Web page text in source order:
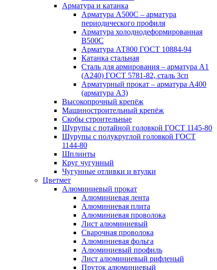
Арматура и катанка
Арматура А500С – арматура
периодического профиля
Арматура холоднодеформированная
В500С
Арматура АТ800 ГОСТ 10884-94
Катанка стальная
Сталь для армирования – арматура А1
(А240) ГОСТ 5781-82, сталь 3сп
Арматурный прокат – арматура А400
(арматура А3)
Высокопрочный крепёж
Машиностроительный крепёж
Скобы строительные
Шурупы с потайной головкой ГОСТ 1145-80
Шурупы с полукруглой головкой ГОСТ
1144-80
Шплинты
Круг чугунный
Чугунные отливки и втулки
Цветмет
Алюминиевый прокат
Алюминиевая лента
Алюминиевая плита
Алюминиевая проволока
Лист алюминиевый
Сварочная проволока
Алюминиевая фольга
Алюминиевый профиль
Лист алюминиевый рифленый
Пруток алюминиевый